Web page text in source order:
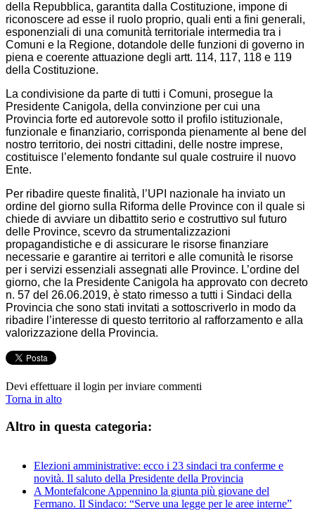
della Repubblica, garantita dalla Costituzione, impone di
riconoscere ad esse il ruolo proprio, quali enti a fini generali,
esponenziali di una comunità territoriale intermedia tra i
Comuni e la Regione, dotandole delle funzioni di governo in
piena e coerente attuazione degli artt. 114, 117, 118 e 119
della Costituzione.
La condivisione da parte di tutti i Comuni, prosegue la
Presidente Canigola, della convinzione per cui una
Provincia forte ed autorevole sotto il profilo istituzionale,
funzionale e finanziario, corrisponda pienamente al bene del
nostro territorio, dei nostri cittadini, delle nostre imprese,
costituisce l’elemento fondante sul quale costruire il nuovo
Ente.
Per ribadire queste finalità, l’UPI nazionale ha inviato un
ordine del giorno sulla Riforma delle Province con il quale si
chiede di avviare un dibattito serio e costruttivo sul futuro
delle Province, scevro da strumentalizzazioni
propagandistiche e di assicurare le risorse finanziare
necessarie e garantire ai territori e alle comunità le risorse
per i servizi essenziali assegnati alle Province. L’ordine del
giorno, che la Presidente Canigola ha approvato con decreto
n. 57 del 26.06.2019, è stato rimesso a tutti i Sindaci della
Provincia che sono stati invitati a sottoscriverlo in modo da
ribadire l’interesse di questo territorio al rafforzamento e alla
valorizzazione della Provincia.
Devi effettuare il login per inviare commenti
Torna in alto
Altro in questa categoria:
Elezioni amministrative: ecco i 23 sindaci tra conferme e
novità. Il saluto della Presidente della Provincia
A Montefalcone Appennino la giunta più giovane del
Fermano. Il Sindaco: “Serve una legge per le aree interne”